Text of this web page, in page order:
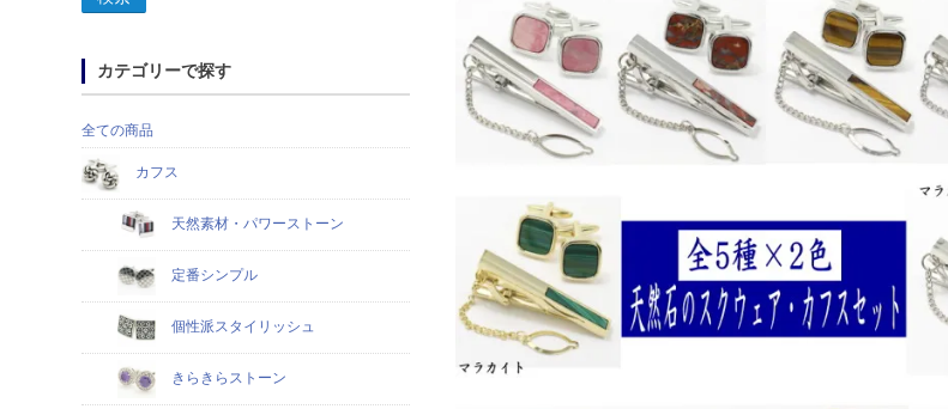
カテゴリーで探す
全ての商品
カフス
天然素材・パワーストーン
定番シンプル
個性派スタイリッシュ
きらきらストーン